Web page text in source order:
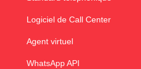
Logiciel de Call Center
Agent virtuel
WhatsApp API